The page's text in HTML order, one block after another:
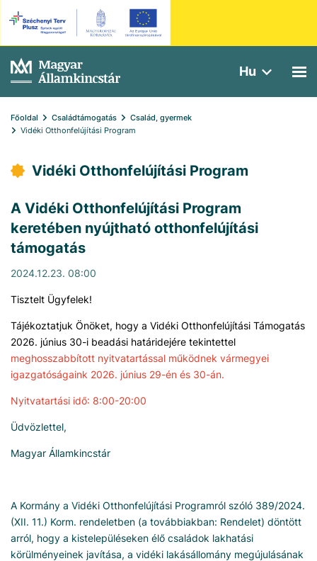
Hu
Főoldal Családtámogatás
Család, gyermek
Vidéki Otthonfelújítási Program
Vidéki Otthonfelújítási Program
A Vidéki Otthonfelújítási Program
keretében nyújtható otthonfelújítási
támogatás
2024.12.23. 08:00
Tisztelt Ügyfelek!
Tájékoztatjuk Önöket, hogy a Vidéki Otthonfelújítási Támogatás
2026. június 30-i beadási határidejére tekintettel
meghosszabbított nyitvatartással működnek vármegyei
igazgatóságaink 2026. június 29-én és 30-án.
Nyitvatartási idő: 8:00-20:00
Üdvözlettel,
Magyar Államkincstár
A Kormány a Vidéki Otthonfelújítási Programról szóló 389/2024.
(XII. 11.) Korm. rendeletben (a továbbiakban: Rendelet) döntött
arról, hogy a kistelepüléseken élő családok lakhatási
körülményeinek javítása, a vidéki lakásállomány megújulásának